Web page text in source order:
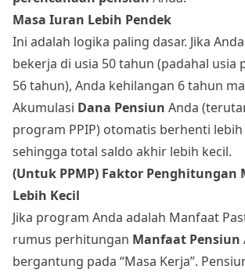
Masa Iuran Lebih Pendek
Ini adalah logika paling dasar. Jika
bekerja di usia 50 tahun (padahal usia
56 tahun), Anda kehilangan 6 tahun
Akumulasi Dana Pensiun Anda
program PPIP) otomatis berhenti lebih
sehingga total saldo akhir lebih kecil.
(Untuk PPMP) Faktor Penghitungan
Lebih Kecil
Jika program Anda adalah Manfaat
rumus perhitungan Manfaat Pensiun
bergantung pada “Masa Kerja”.